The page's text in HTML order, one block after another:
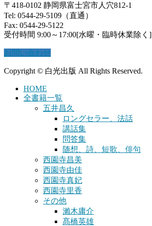
〒418-0102 静岡県富士宮市人穴812-1
Tel: 0544-29-5109（直通）
Fax: 0544-29-5122
受付時間 9:00～17:00[水曜・臨時休業除く]
お問い合わせ
Copyright © 白光出版 All Rights Reserved.
HOME
全書籍一覧
五井昌久
ロングセラー、法話
講話集
問答集
随想、詩、短歌、俳句
西園寺昌美
西園寺由佳
西園寺真妃
西園寺里香
その他
瀨木庸介
髙橋英雄